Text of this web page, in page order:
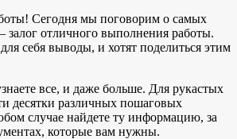
Сегодня мы поговорим о самых
отличного выполнения работы.
себя выводы, и хотят поделиться этим
все, и даже больше. Для рукастых
десятки различных пошаговых
случае найдете ту информацию, за
которые вам нужны.